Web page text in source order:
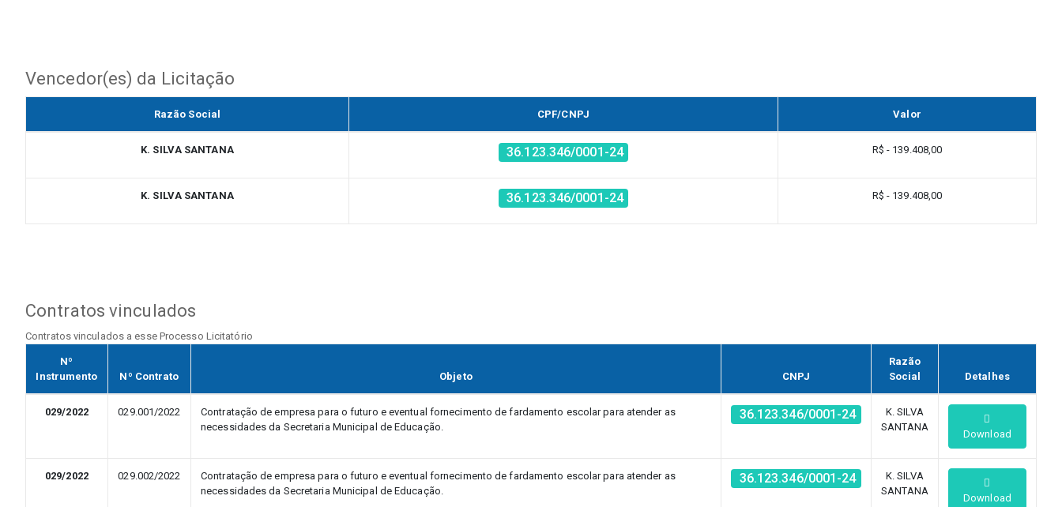
Vencedor(es) da Licitação
Razão Social CPF/CNPJ Valor
K. SILVA SANTANA 36.123.346/0001-24 R$ - 139.408,00
K. SILVA SANTANA 36.123.346/0001-24 R$ - 139.408,00
Contratos vinculados
Contratos vinculados a esse Processo Licitatório
Nº
Instrumento
Nº Contrato Objeto CNPJ
Razão
Social
Detalhes
029/2022 029.001/2022
Contratação de empresa para o futuro e eventual fornecimento de fardamento escolar para atender as
necessidades da Secretaria Municipal de Educação.
36.123.346/0001-24
K. SILVA
SANTANA
Download
029/2022 029.002/2022
Contratação de empresa para o futuro e eventual fornecimento de fardamento escolar para atender as
necessidades da Secretaria Municipal de Educação.
36.123.346/0001-24
K. SILVA
SANTANA
Download